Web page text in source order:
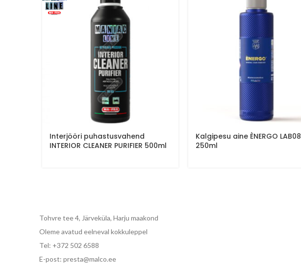
Interjööri puhastusvahend
INTERIOR CLEANER PURIFIER 500ml
Kalgipesu aine ÈNERGO LAB08
250ml
Tohvre tee 4, Järveküla, Harju maakond
Oleme avatud eelneval kokkuleppel
Tel: +372 502 6588
E-post: presta@malco.ee